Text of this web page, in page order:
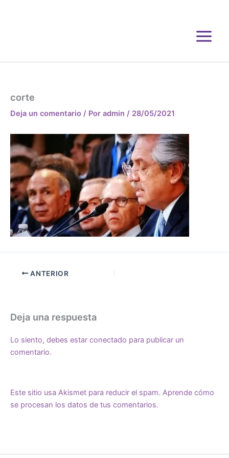
corte
Deja un comentario / Por admin / 28/05/2021
ANTERIOR
Deja una respuesta
Lo siento, debes estar conectado para publicar un
comentario.
Este sitio usa Akismet para reducir el spam. Aprende cómo
se procesan los datos de tus comentarios.